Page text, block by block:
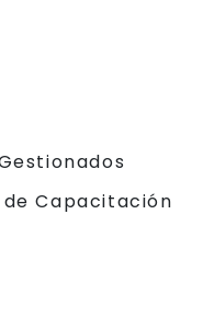
Capacitación